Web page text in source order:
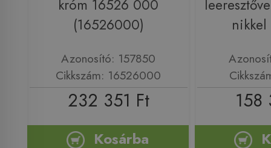
króm 16526 000
(16526000)
Azonosító: 157850
Cikkszám: 16526000
232 351 Ft
Kosárba
158